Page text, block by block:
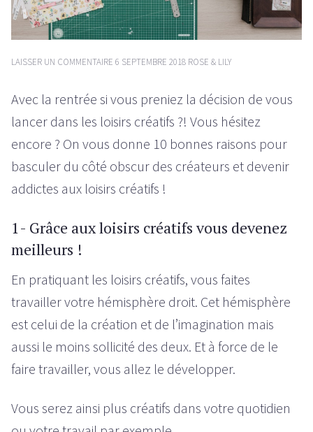
LAISSER UN COMMENTAIRE 6 SEPTEMBRE 2018 ROSE & LILY
Avec la rentrée si vous preniez la décision de vous
lancer dans les loisirs créatifs ?! Vous hésitez
encore ? On vous donne 10 bonnes raisons pour
basculer du côté obscur des créateurs et devenir
addictes aux loisirs créatifs !
1- Grâce aux loisirs créatifs vous devenez
meilleurs !
En pratiquant les loisirs créatifs, vous faites
travailler votre hémisphère droit. Cet hémisphère
est celui de la création et de l’imagination mais
aussi le moins sollicité des deux. Et à force de le
faire travailler, vous allez le développer.
Vous serez ainsi plus créatifs dans votre quotidien